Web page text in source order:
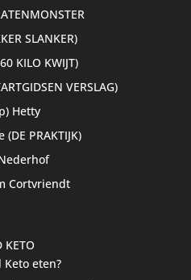
SLANKER)
KILO KWIJT)
VERSLAG)
Hetty
PRAKTIJK)
Cortvriendt
KETO
Keto eten?